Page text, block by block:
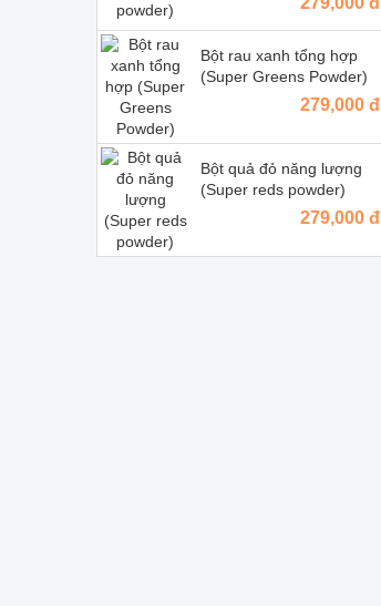
Bột rau xanh tổng hợp
(Super Greens Powder)
279,000 đ
Bột quả đỏ năng lượng
(Super reds powder)
279,000 đ